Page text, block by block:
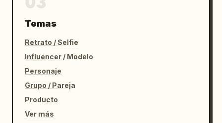
Temas
Retrato / Selfie
Influencer / Modelo
Personaje
Grupo / Pareja
Producto
Ver más